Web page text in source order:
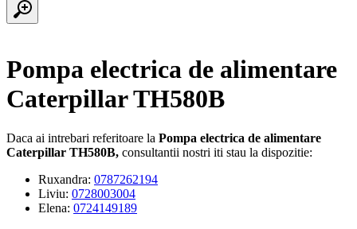
Pompa electrica de alimentare
Caterpillar TH580B
Daca ai intrebari referitoare la Pompa electrica de alimentare
Caterpillar TH580B, consultantii nostri iti stau la dispozitie:
Ruxandra: 0787262194
Liviu: 0728003004
Elena: 0724149189